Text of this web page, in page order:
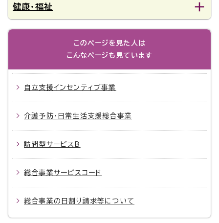
健康・福祉
このページを見た人は
こんなページも見ています
自立支援インセンティブ事業
介護予防・日常生活支援総合事業
訪問型サービスB
総合事業サービスコード
総合事業の日割り請求等について